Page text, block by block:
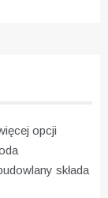
opcji
składa